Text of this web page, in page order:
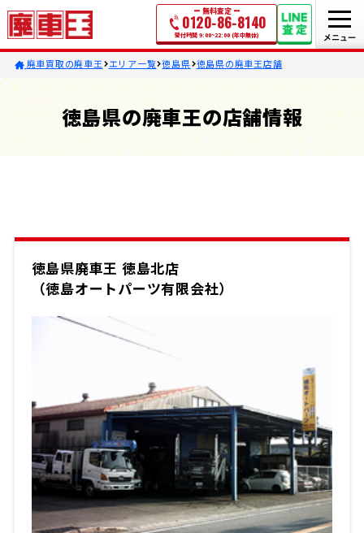
無料査定
0120-86-8140
受付時間 9:00~22:00 (年中無休)
廃車買取の廃車王 エリア一覧 徳島県 徳島県の廃車王店舗
徳島県の廃車王の店舗情報
徳島県廃車王 徳島北店
（徳島オートパーツ有限会社）